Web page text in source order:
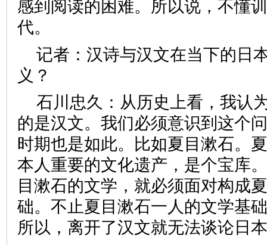
感到阅读的困难。所以说，不懂
代。
记者： 汉诗与汉文在当下的日
义？
石川忠久： 从历史上看，我认
的是汉文。我们必须意识到这个
时期也是如此。比如夏目漱石。
本人重要的文化遗产，是个宝库
目漱石的文学，就必须面对构成
础。不止夏目漱石一人的文学基
所以，离开了汉文就无法谈